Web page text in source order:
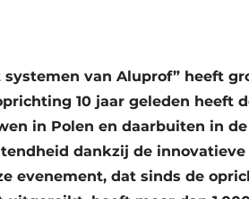
van Aluprof” heeft
10 jaar geleden heeft
in Polen en daarbuiten in
dankzij de innovatieve
evenement, dat sinds de